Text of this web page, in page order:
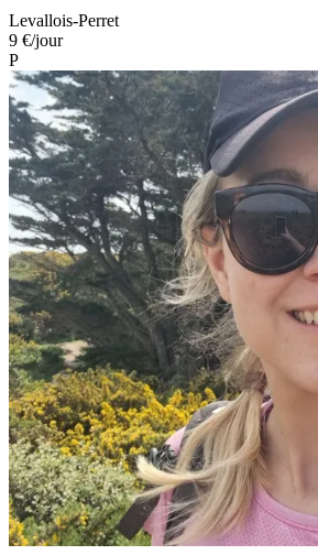
Levallois-Perret
9 €/jour
P